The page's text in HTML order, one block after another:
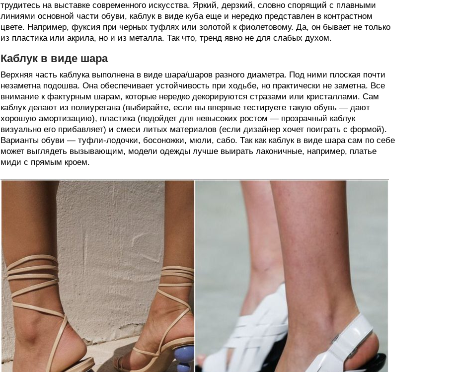
трудитесь на выставке современного искусства. Яркий, дерзкий, словно спорящий с плавными
линиями основной части обуви, каблук в виде куба еще и нередко представлен в контрастном
цвете. Например, фуксия при черных туфлях или золотой к фиолетовому. Да, он бывает не только
из пластика или акрила, но и из металла. Так что, тренд явно не для слабых духом.
Каблук в виде шара
Верхняя часть каблука выполнена в виде шара/шаров разного диаметра. Под ними плоская почти
незаметна подошва. Она обеспечивает устойчивость при ходьбе, но практически не заметна. Все
внимание к фактурным шарам, которые нередко декорируются стразами или кристаллами. Сам
каблук делают из полиуретана (выбирайте, если вы впервые тестируете такую обувь — дают
хорошую амортизацию), пластика (подойдет для невысоких ростом — прозрачный каблук
визуально его прибавляет) и смеси литых материалов (если дизайнер хочет поиграть с формой).
Варианты обуви — туфли-лодочки, босоножки, мюли, сабо. Так как каблук в виде шара сам по себе
может выглядеть вызывающим, модели одежды лучше выирать лаконичные, например, платье
миди с прямым кроем.